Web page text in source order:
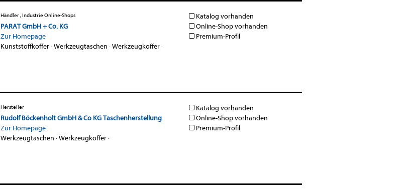
Händler , Industrie Online-Shops
PARAT GmbH + Co. KG
Zur Homepage
Kunststoffkoffer·Werkzeugtaschen ·Werkzeugkoffer·
Katalog vorhanden
Online-Shop vorhanden
Premium-Profil
Hersteller
Rudolf Böckenholt GmbH & Co KG Taschenherstellung
Zur Homepage
Werkzeugtaschen ·Werkzeugkoffer·
Katalog vorhanden
Online-Shop vorhanden
Premium-Profil